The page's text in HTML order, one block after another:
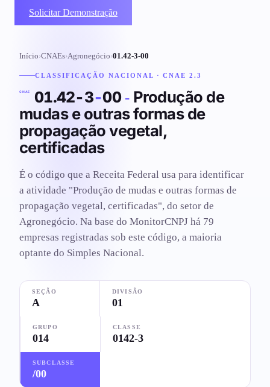
Solicitar Demonstração
Início›CNAEs›Agronegócio›01.42-3-00
CLASSIFICAÇÃO NACIONAL · CNAE 2.3
CNAE 01.42-3-00- Produção de
mudas e outras formas de
propagação vegetal,
certificadas
É o código que a Receita Federal usa para identificar
a atividade "Produção de mudas e outras formas de
propagação vegetal, certificadas", do setor de
Agronegócio. Na base do MonitorCNPJ há 79
empresas registradas sob este código, a maioria
optante do Simples Nacional.
SEÇÃO
A
DIVISÃO
01
GRUPO
014
CLASSE
0142-3
SUBCLASSE
/00